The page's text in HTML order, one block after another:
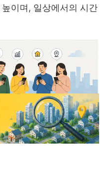
이며, 일상에서의 시간